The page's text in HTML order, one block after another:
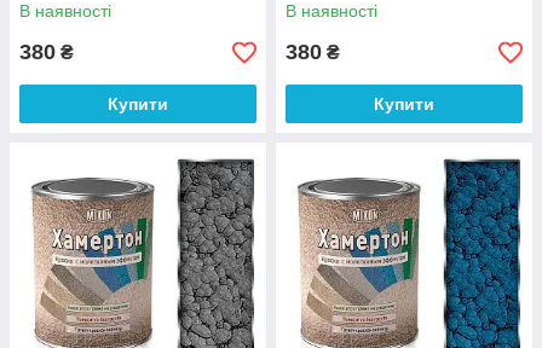
В наявності
380 ₴
Купити
В наявності
380 ₴
Купити